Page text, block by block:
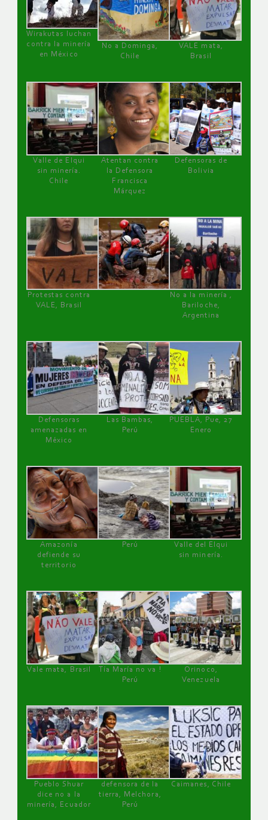
Wirakutas luchan
contra la minería
en México
No a Dominga,
Chile
VALE mata,
Brasil
Valle de Elqui
sin minería.
Chile
Atentan contra
la Defensora
Francisca
Márquez
Defensoras de
Bolivia
Protestas contra
VALE, Brasil
No a la minería ,
Bariloche,
Argentina
Defensoras
amenazadas en
México
Las Bambas,
Perú
PUEBLA, Pue, 27
Enero
Amazonía
defiende su
territorio
Perú
Valle del Elqui
sin minería.
Vale mata, Brasil
Tía María no va !
Perú
Orinoco,
Venezuela
Pueblo Shuar
dice no a la
minería, Ecuador
defensora de la
tierra, Melchora,
Perú
Caimanes, Chile